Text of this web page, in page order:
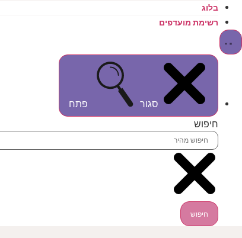
בלוג
רשימת מועדפים
סגור
פתח
חיפוש
חיפוש